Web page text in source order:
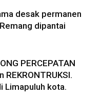
desak permanen
dipantai
PERCEPATAN
REKRONTRUKSI.
Limapuluh kota.